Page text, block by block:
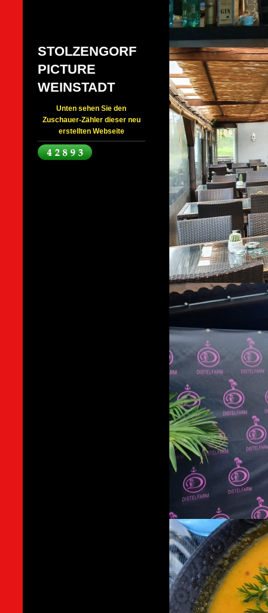
STOLZENGORF
PICTURE
WEINSTADT
Unten sehen Sie den
Zuschauer-Zähler dieser neu
erstellten Webseite